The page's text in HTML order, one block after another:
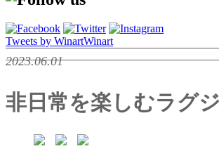
Tweets by WinartWinart
2023.06.01
非日常を楽しむラグ